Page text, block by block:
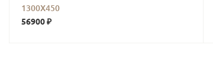
1300Х450
56900 ₽